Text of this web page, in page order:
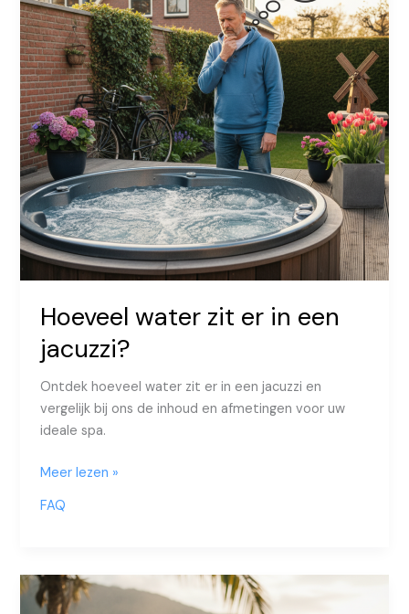
Hoeveel water zit er in een
jacuzzi?
Ontdek hoeveel water zit er in een jacuzzi en
vergelijk bij ons de inhoud en afmetingen voor uw
ideale spa.
Hoeveel
zit
een
jacuzzi?
Meer lezen »
FAQ